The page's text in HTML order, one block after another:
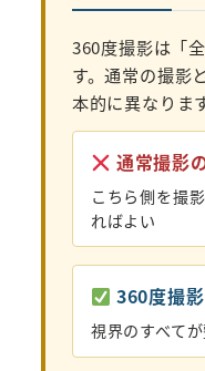
360度撮影は「
す。通常の撮影
本的に異なります
通常撮影
こちら側を撮
ればよい
360度撮
視界のすべて